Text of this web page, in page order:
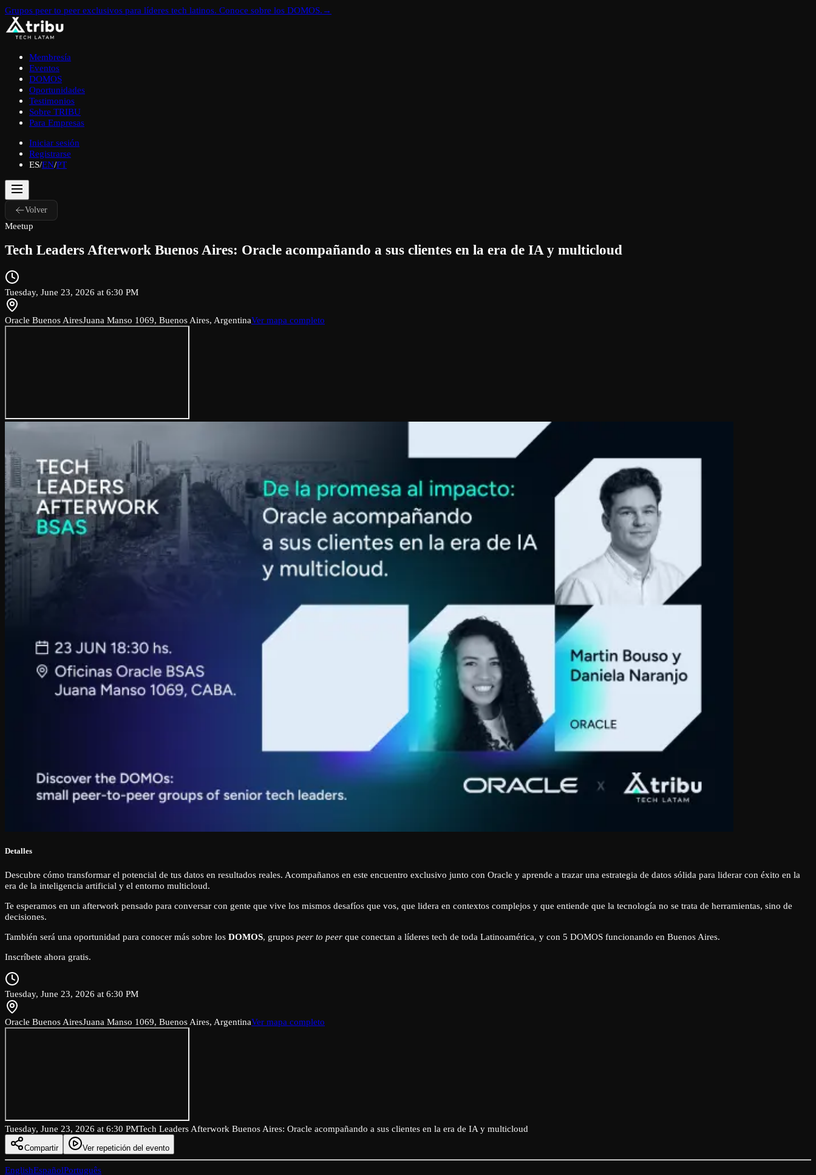
Grupos peer to peer exclusivos para líderes tech latinos. Conoce sobre los DOMOS. →
Membresía
Eventos
DOMOS
Oportunidades
Testimonios
Sobre TRIBU
Para Empresas
Iniciar sesión
Registrarse
ES/EN/PT
Volver
Meetup
Tech Leaders Afterwork Buenos Aires: Oracle acompañando a sus clientes en la era de IA y multicloud
Tuesday, June 23, 2026 at 6:30 PM
Oracle Buenos AiresJuana Manso 1069, Buenos Aires, ArgentinaVer mapa completo
Detalles
Descubre cómo transformar el potencial de tus datos en resultados reales. Acompañanos en este encuentro exclusivo junto con Oracle y aprende a trazar una estrategia de datos sólida para liderar con éxito en la
era de la inteligencia artificial y el entorno multicloud.
​Te esperamos en un afterwork pensado para conversar con gente que vive los mismos desafíos que vos, que lidera en contextos complejos y que entiende que la tecnología no se trata de herramientas, sino de
decisiones.
​También será una oportunidad para conocer más sobre los DOMOS, grupos peer to peer que conectan a líderes tech de toda Latinoamérica, y con 5 DOMOS funcionando en Buenos Aires.
​Inscríbete ahora gratis.
Tuesday, June 23, 2026 at 6:30 PM
Oracle Buenos AiresJuana Manso 1069, Buenos Aires, ArgentinaVer mapa completo
Tuesday, June 23, 2026 at 6:30 PMTech Leaders Afterwork Buenos Aires: Oracle acompañando a sus clientes en la era de IA y multicloud
Compartir Ver repetición del evento
EnglishEspañolPortuguês